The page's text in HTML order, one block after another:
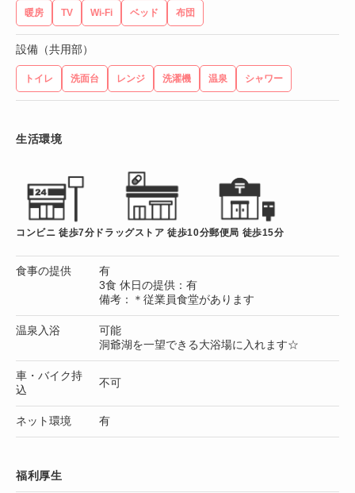
暖房 TV Wi-Fi ベッド 布団
設備（共用部）
トイレ 洗面台 レンジ 洗濯機 温泉 シャワー
生活環境
コンビニ 徒歩7分 ドラッグストア 徒歩10分郵便局 徒歩15分
食事の提供
有
3食 休日の提供：有
備考：＊従業員食堂があります
温泉入浴
可能
洞爺湖を一望できる大浴場に入れます☆
車・バイク持
込
不可
ネット環境 有
福利厚生